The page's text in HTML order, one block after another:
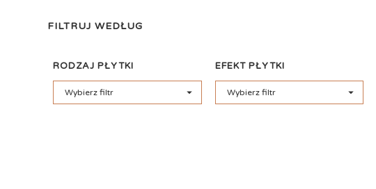
FILTRUJ WEDŁUG
RODZAJ PŁYTKI
Wybierz filtr 
EFEKT PŁYTKI
Wybierz filtr 